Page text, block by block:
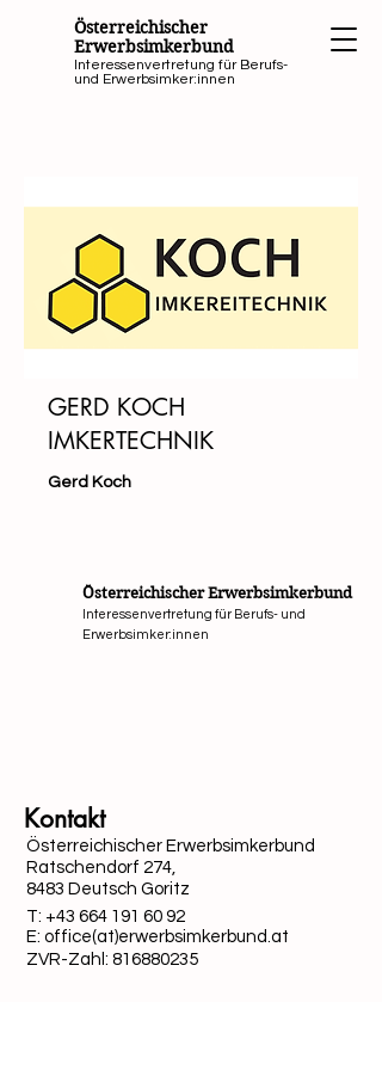
Österreichischer
Erwerbsimkerbund
Interessenvertretung für Berufs-
und Erwerbsimker:innen
GERD KOCH
IMKERTECHNIK
Gerd Koch
Österreichischer Erwerbsimkerbund
Interessenvertretung für Berufs- und
Erwerbsimker:innen
Kontakt
Österreichischer Erwerbsimkerbund
Ratschendorf 274,
8483 Deutsch Goritz
T: +43 664 191 60 92
E: office(at)erwerbsimkerbund.at
ZVR-Zahl: 816880235